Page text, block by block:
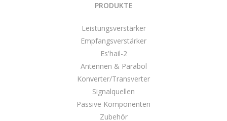
PRODUKTE
Leistungsverstärker
Empfangsverstärker
Es'hail-2
Antennen & Parabol
Konverter/Transverter
Signalquellen
Passive Komponenten
Zubehör